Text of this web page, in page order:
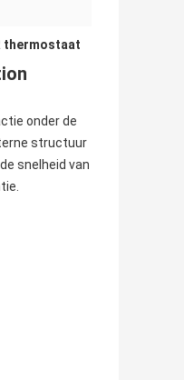
thermostaat
onder de
structuur
snelheid van